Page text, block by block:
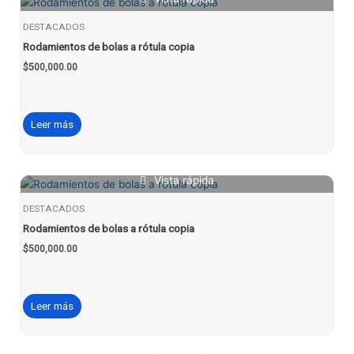
DESTACADOS
Rodamientos de bolas a rótula copia
$500,000.00
Leer más
Vista rápida
DESTACADOS
Rodamientos de bolas a rótula copia
$500,000.00
Leer más